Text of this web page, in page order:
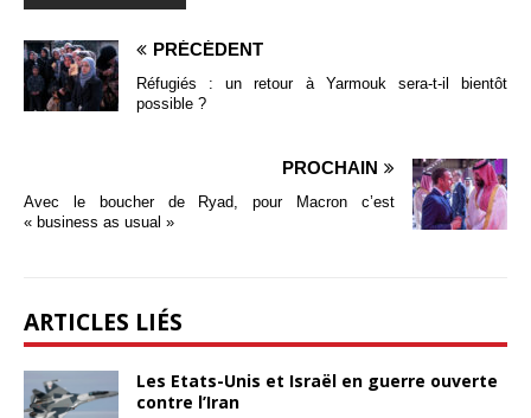
PRÉCÉDENT
Réfugiés : un retour à Yarmouk sera-t-il bientôt
possible ?
PROCHAIN
Avec le boucher de Ryad, pour Macron c’est
« business as usual »
ARTICLES LIÉS
Les Etats-Unis et Israël en guerre ouverte
contre l’Iran